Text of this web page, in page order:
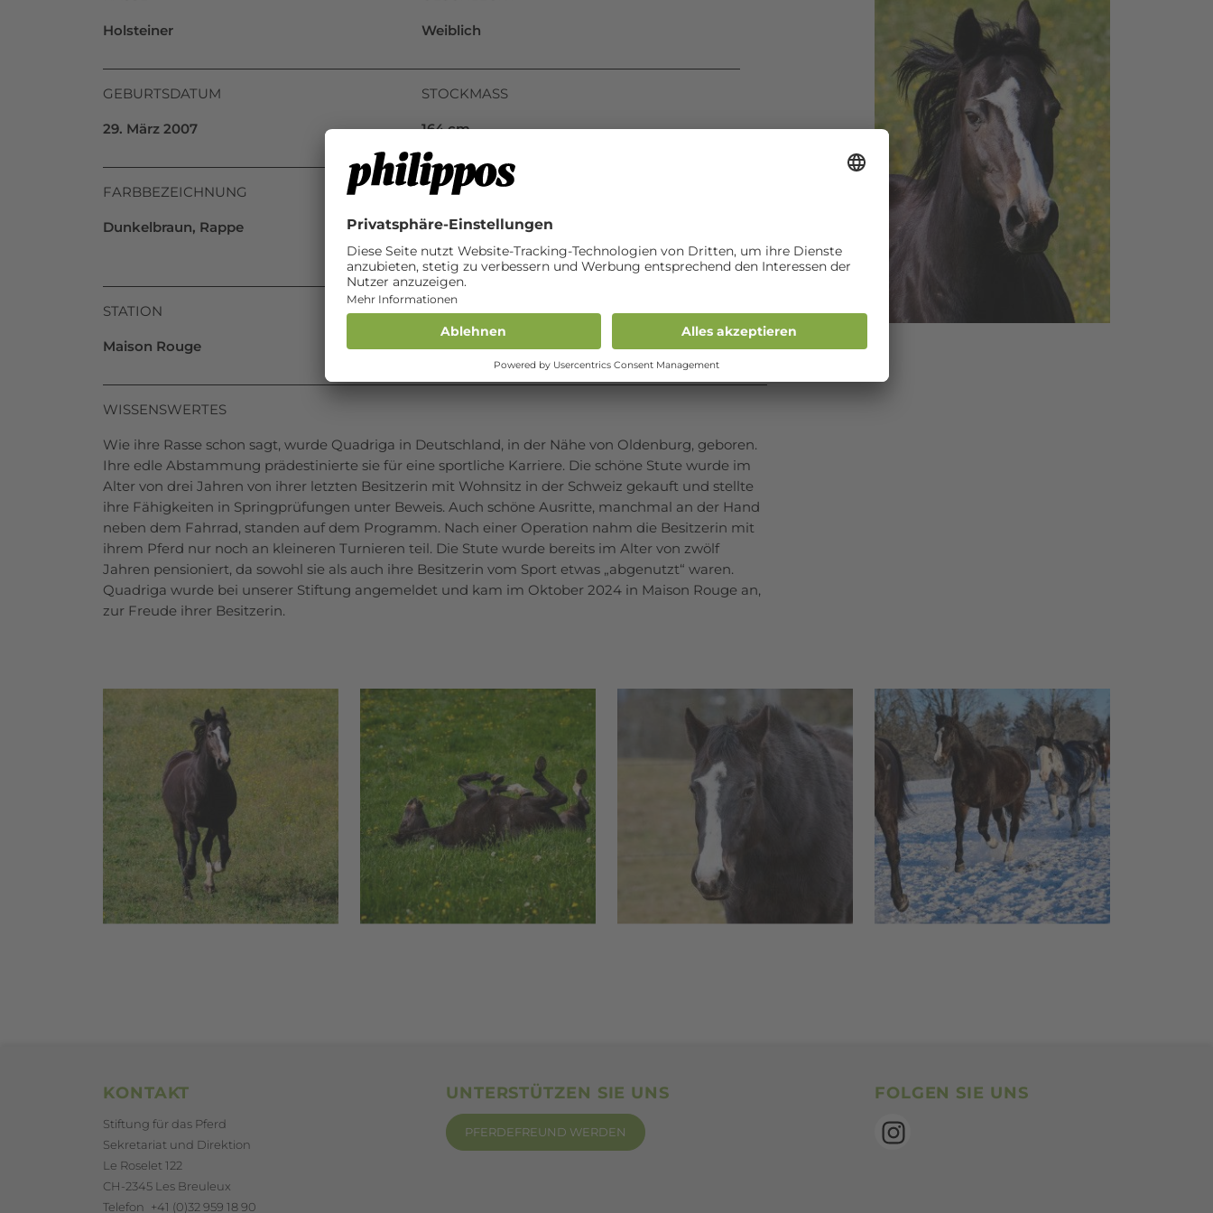
Holsteiner Weiblich
GEBURTSDATUM
29. März 2007
STOCKMASS
164 cm
FARBBEZEICHNUNG
Dunkelbraun, Rappe
BESONDERE MERKMALE
scheint eher schwarz als dunkelbraun; grosse,
weisse Blesse; zwei weisse Füsse links
STATION
Maison Rouge
WISSENSWERTES
Wie ihre Rasse schon sagt, wurde Quadriga in Deutschland, in der Nähe von Oldenburg, geboren.
Ihre edle Abstammung prädestinierte sie für eine sportliche Karriere. Die schöne Stute wurde im
Alter von drei Jahren von ihrer letzten Besitzerin mit Wohnsitz in der Schweiz gekauft und stellte
ihre Fähigkeiten in Springprüfungen unter Beweis. Auch schöne Ausritte, manchmal an der Hand
neben dem Fahrrad, standen auf dem Programm. Nach einer Operation nahm die Besitzerin mit
ihrem Pferd nur noch an kleineren Turnieren teil. Die Stute wurde bereits im Alter von zwölf
Jahren pensioniert, da sowohl sie als auch ihre Besitzerin vom Sport etwas „abgenutzt“ waren.
Quadriga wurde bei unserer Stiftung angemeldet und kam im Oktober 2024 in Maison Rouge an,
zur Freude ihrer Besitzerin.
KONTAKT
Stiftung für das Pferd
Sekretariat und Direktion
Le Roselet 122
CH-2345 Les Breuleux
Telefon +41 (0)32 959 18 90
UNTERSTÜTZEN SIE UNS
PFERDEFREUND WERDEN
SocialBookmarks
FOLGEN SIE UNS